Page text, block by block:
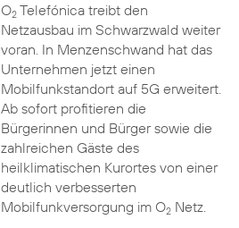
O2Telefónica treibt den
Netzausbau im Schwarzwald weiter
voran. In Menzenschwand hat das
Unternehmen jetzt einen
Mobilfunkstandort auf 5G erweitert.
Ab sofort profitieren die
Bürgerinnen und Bürger sowie die
zahlreichen Gäste des
heilklimatischen Kurortes von einer
deutlich verbesserten
Mobilfunkversorgung im O2Netz.